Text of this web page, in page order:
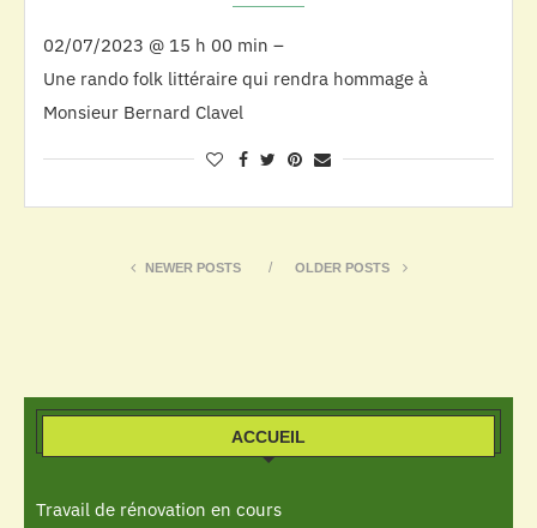
02/07/2023 @ 15 h 00 min –
Une rando folk littéraire qui rendra hommage à
Monsieur Bernard Clavel
NEWER POSTS OLDER POSTS
ACCUEIL
Travail de rénovation en cours